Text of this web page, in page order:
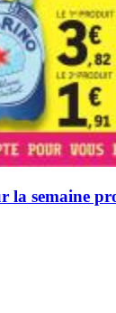
la semaine